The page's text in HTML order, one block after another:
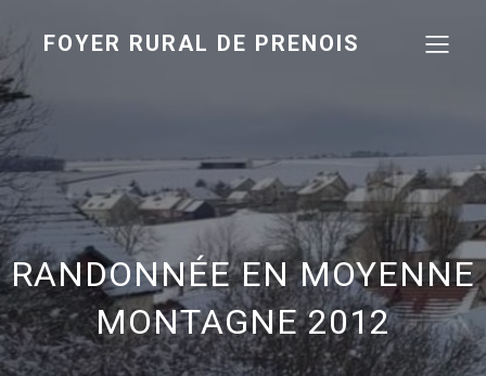
FOYER RURAL DE PRENOIS
RANDONNÉE EN MOYENNE
MONTAGNE 2012